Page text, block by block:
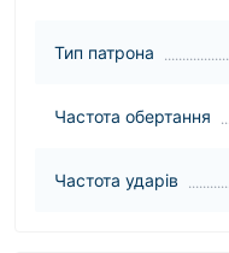
Тип патрона
Частота обертання
Частота ударів